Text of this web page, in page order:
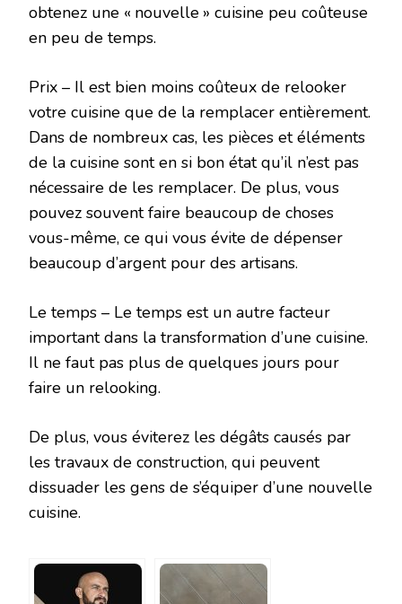
obtenez une « nouvelle » cuisine peu coûteuse
en peu de temps.
Prix – Il est bien moins coûteux de relooker
votre cuisine que de la remplacer entièrement.
Dans de nombreux cas, les pièces et éléments
de la cuisine sont en si bon état qu’il n’est pas
nécessaire de les remplacer. De plus, vous
pouvez souvent faire beaucoup de choses
vous-même, ce qui vous évite de dépenser
beaucoup d’argent pour des artisans.
Le temps – Le temps est un autre facteur
important dans la transformation d’une cuisine.
Il ne faut pas plus de quelques jours pour
faire un relooking.
De plus, vous éviterez les dégâts causés par
les travaux de construction, qui peuvent
dissuader les gens de s’équiper d’une nouvelle
cuisine.